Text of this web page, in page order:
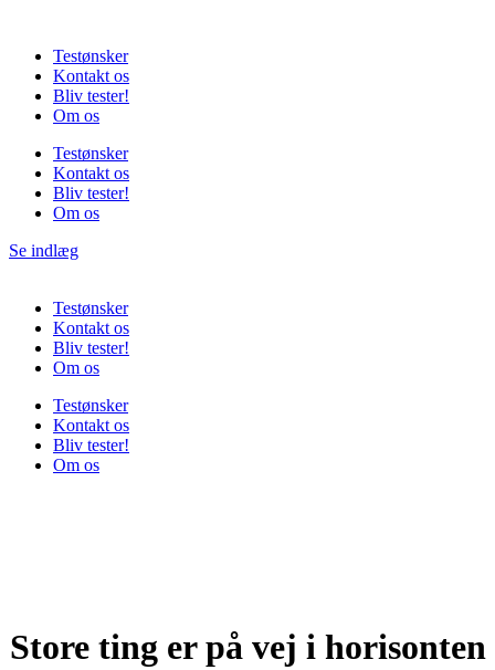
indholdTestønsker
Kontakt os
Bliv tester!
Om os
Testønsker
Kontakt os
Bliv tester!
Om os
Se indlæg
Testønsker
Kontakt os
Bliv tester!
Om os
Testønsker
Kontakt os
Bliv tester!
Om os
Store ting er på vej i horisonten